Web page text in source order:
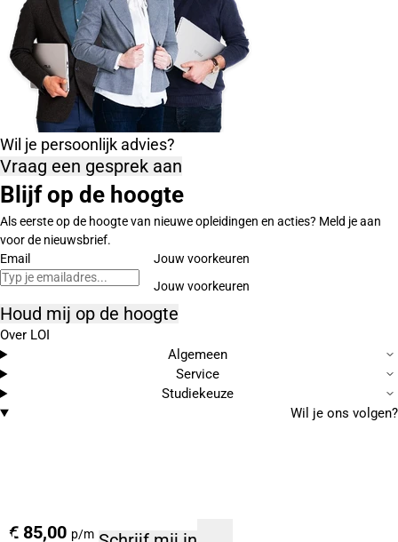
€ 85,00 p/m
Wil je persoonlijk advies?
Vraag een gesprek aan
Blijf op de hoogte
Als eerste op de hoogte van nieuwe opleidingen en acties? Meld je aan
voor de nieuwsbrief.
Email
Jouw voorkeuren
Houd mij op de hoogte
Over LOI
Algemeen
Service
Studiekeuze
Wil je ons volgen?